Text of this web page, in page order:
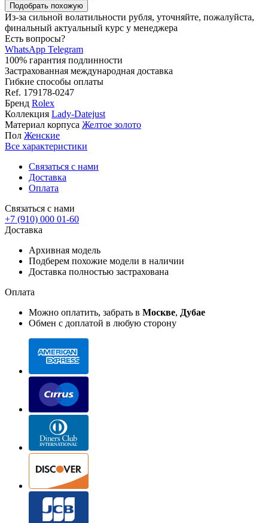
Подобрать похожую
Из-за сильной волатильности рубля, уточняйте, пожалуйста,
финальный актуальный курс у менеджера
Есть вопросы?
WhatsApp Telegram
100% гарантия подлинности
Застрахованная международная доставка
Гибкие способы оплаты
Ref. 179178-0247
Бренд Rolex
Коллекция Lady-Datejust
Материал корпуса Желтое золото
Пол Женские
Все характеристики
Связаться с нами
Доставка
Оплата
Связаться с нами
+7 (910) 000 01-60
Доставка
Архивная модель
Подберем похожие модели в наличии
Доставка полностью застрахована
Оплата
Можно оплатить, забрать в Москве, Дубае
Обмен с доплатой в любую сторону